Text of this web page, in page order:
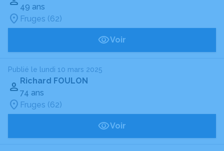
49 ans
Fruges (62)
Voir
Publié le lundi 10 mars 2025
Richard FOULON
74 ans
Fruges (62)
Voir